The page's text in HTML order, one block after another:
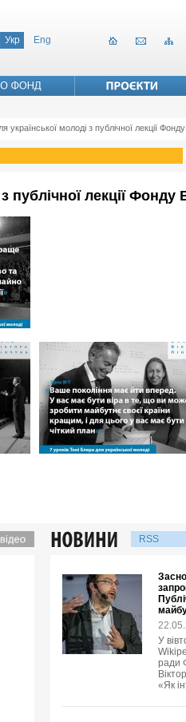
Укр Eng
української молоді з публічної лекції
публічної лекції Фонду
RSS
У
ради
«Як